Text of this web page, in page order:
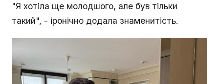
"Я хотіла ще молодшого, але був тільки
такий", - іронічно додала знаменитість.